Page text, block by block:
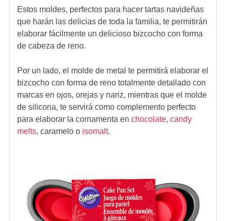
Estos moldes, perfectos para hacer tartas navideñas
que harán las delicias de toda la familia, te permitirán
elaborar fácilmente un delicioso bizcocho con forma
de cabeza de reno.
Por un lado, el molde de metal te permitirá elaborar el
bizcocho con forma de reno totalmente detallado con
marcas en ojos, orejas y nariz, mientras que el molde
de silicona, te servirá como complemento perfecto
para elaborar la cornamenta en chocolate, candy
melts, caramelo o isomalt.